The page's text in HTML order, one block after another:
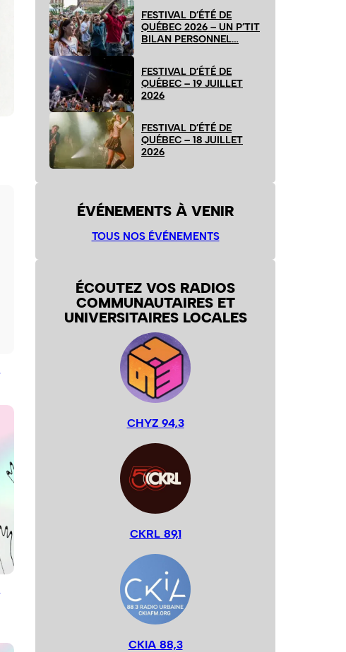
FESTIVAL D’ÉTÉ DE
QUÉBEC 2026 – UN P’TIT
BILAN PERSONNEL…
FESTIVAL D’ÉTÉ DE
QUÉBEC – 19 JUILLET
2026
FESTIVAL D’ÉTÉ DE
QUÉBEC – 18 JUILLET
2026
ÉVÉNEMENTS À VENIR
TOUS NOS ÉVÉNEMENTS
ÉCOUTEZ VOS RADIOS
COMMUNAUTAIRES ET
UNIVERSITAIRES LOCALES
CHYZ 94,3
CKRL 89,1
CKIA 88,3